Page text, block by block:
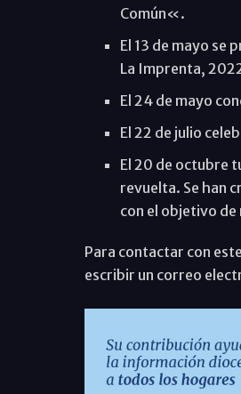
Común«.
El 13 de mayo se
La Imprenta,
El 24 de mayo
El 22 de julio
El 20 de octubre
revuelta. Se han
con el objetivo
Para contactar con
escribir un correo